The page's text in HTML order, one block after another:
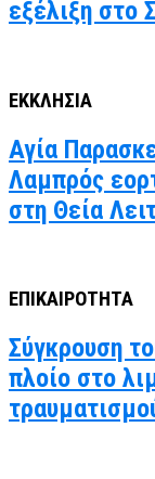
εξέλιξη στο
ΕΚΚΛΗΣΙΑ
Αγία
Λαμπρός
στη Θεία
ΕΠΙΚΑΙΡΟΤΗΤΑ
Σύγκρουση
πλοίο στο